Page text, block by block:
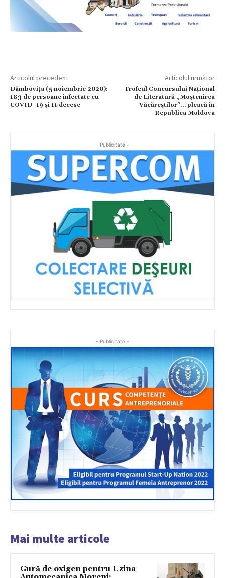
Articolul precedent
Dâmbovița (5 noiembrie 2020):
183 de persoane infectate cu
COVID -19 și 11 decese
Articolul următor
Trofeul Concursului Naţional
de Literatură „Moştenirea
Văcăreştilor”… pleacă în
Republica Moldova
- Publicitate -
- Publicitate -
Mai multe articole
Gură de oxigen pentru Uzina